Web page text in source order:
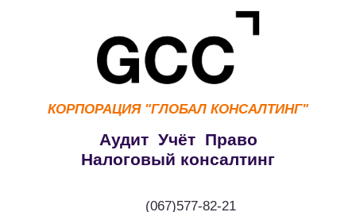
КОРПОРАЦИЯ "ГЛОБАЛ КОНСАЛТИНГ"
Аудит Учёт Право
Налоговый консалтинг
(067)577-82-21